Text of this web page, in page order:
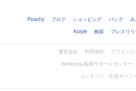
Peachy ブログ ショッピング バンク み
Kstyle
株探 プレスリリ
運営会社 利用規約
プライバ
livedoorお客様サポートセンター
コンテンツ・広告ポリシ